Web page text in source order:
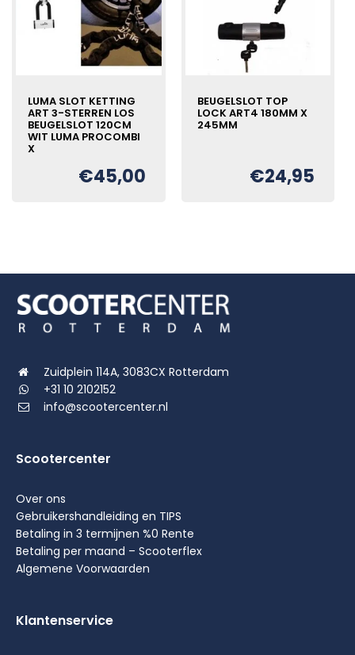
LUMA SLOT KETTING
ART 3-STERREN LOS
BEUGELSLOT 120CM
WIT LUMA PROCOMBI
X
€45,00
BEUGELSLOT TOP
LOCK ART4 180MM X
245MM
€24,95
Zuidplein 114A, 3083CX Rotterdam
+31 10 2102152
info@scootercenter.nl
Scootercenter
Over ons
Gebruikershandleiding en TIPS
Betaling in 3 termijnen %0 Rente
Betaling per maand – Scooterflex
Algemene Voorwaarden
Klantenservice